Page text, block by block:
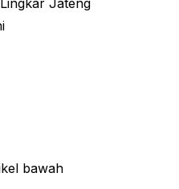
Jateng